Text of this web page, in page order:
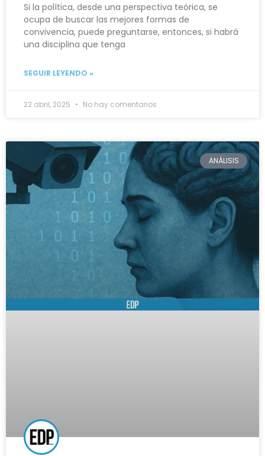
Si la política, desde una perspectiva teórica, se
ocupa de buscar las mejores formas de
convivencia, puede preguntarse, entonces, si habrá
una disciplina que tenga
SEGUIR LEYENDO »
22 abril, 2025 No hay comentarios
ANÁLISIS